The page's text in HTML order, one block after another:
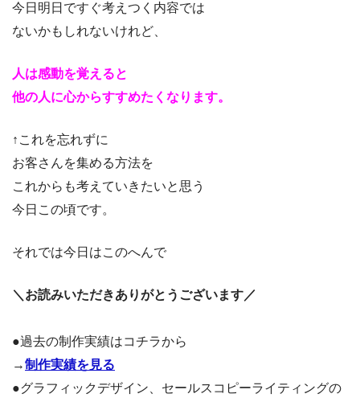
今日明日ですぐ考えつく内容では
ないかもしれないけれど、
人は感動を覚えると
他の人に心からすすめたくなります。
↑これを忘れずに
お客さんを集める方法を
これからも考えていきたいと思う
今日この頃です。
それでは今日はこのへんで
＼お読みいただきありがとうございます／
●過去の制作実績はコチラから
→制作実績を見る
●グラフィックデザイン、セールスコピーライティングの